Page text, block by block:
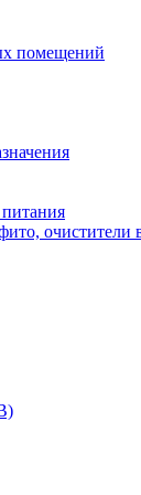
помещений
очистители